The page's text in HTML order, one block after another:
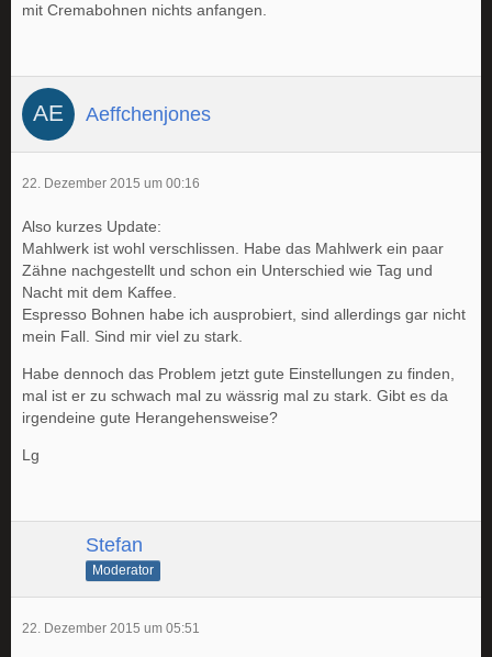
mit Cremabohnen nichts anfangen.
Aeffchenjones
22. Dezember 2015 um 00:16
Also kurzes Update:
Mahlwerk ist wohl verschlissen. Habe das Mahlwerk ein paar
Zähne nachgestellt und schon ein Unterschied wie Tag und
Nacht mit dem Kaffee.
Espresso Bohnen habe ich ausprobiert, sind allerdings gar nicht
mein Fall. Sind mir viel zu stark.
Habe dennoch das Problem jetzt gute Einstellungen zu finden,
mal ist er zu schwach mal zu wässrig mal zu stark. Gibt es da
irgendeine gute Herangehensweise?
Lg
Stefan
Moderator
22. Dezember 2015 um 05:51